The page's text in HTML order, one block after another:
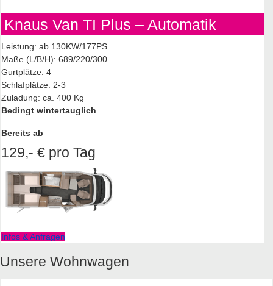
Knaus Van TI Plus – Automatik
Leistung: ab 130KW/177PS
Maße (L/B/H): 689/220/300
Gurtplätze: 4
Schlafplätze: 2-3
Zuladung: ca. 400 Kg
Bedingt wintertauglich
Bereits ab
129,- € pro Tag
Infos & Anfragen
Unsere Wohnwagen